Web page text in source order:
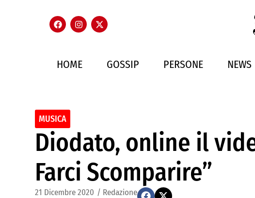
HOME GOSSIP PERSONE NEWS
MUSICA
Diodato, online il
Farci Scomparire”
21 Dicembre 2020 / Redazione